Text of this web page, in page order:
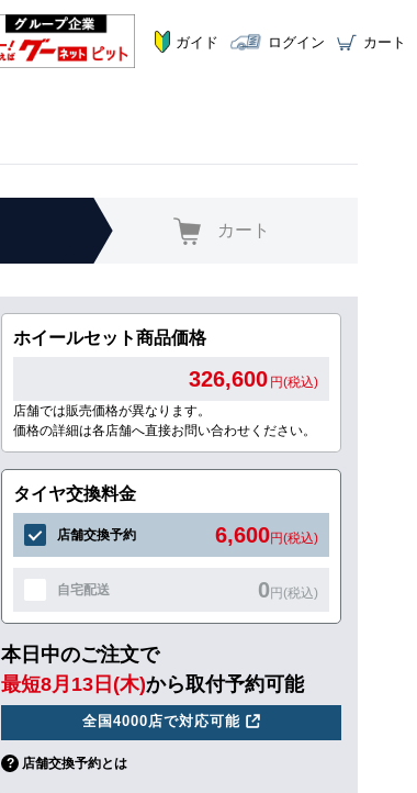
ガイド ログイン カート
カート
ホイールセット商品価格
326,600 円(税込)
店舗では販売価格が異なります。
価格の詳細は各店舗へ直接お問い合わせください。
タイヤ交換料金
店舗交換予約 6,600円(税込)
自宅配送 0円(税込)
本日中のご注文で
最短8月13日(木)から取付予約可能
全国4000店で対応可能
店舗交換予約とは